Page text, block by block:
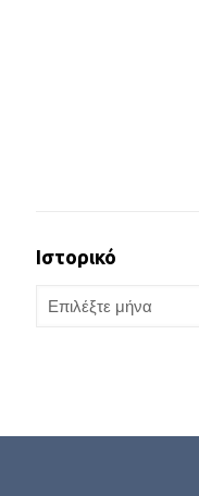
Ιστορικό